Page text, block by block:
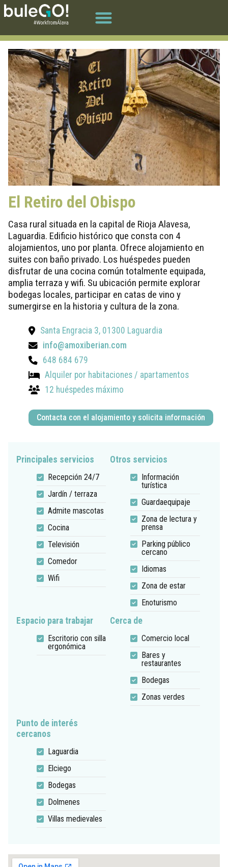
El Retiro del Obispo
Casa rural situada en la capital de Rioja Alavesa,
Laguardia. Edificio histórico que consta con 4
alojamientos, uno por planta. Ofrece alojamiento en
suites con baño privado. Los huéspedes pueden
disfrutar de una cocina común totalmente equipada,
amplia terraza y wifi. Su ubicación permite explorar
bodegas locales, participar en catas de vino y
sumergirse en la historia y cultura de la zona.
Santa Engracia 3, 01300 Laguardia
info@amoxiberian.com
648 684 679
Alquiler por habitaciones / apartamentos
12 huéspedes máximo
Contacta con el alojamiento y solicita información
Principales servicios
Recepción 24/7
Jardín / terraza
Admite mascotas
Cocina
Televisión
Comedor
Wifi
Otros servicios
Información
turística
Guardaequipaje
Zona de lectura y
prensa
Parking público
cercano
Idiomas
Zona de estar
Enoturismo
Espacio para trabajar
Escritorio con silla
ergonómica
Cerca de
Comercio local
Bares y
restaurantes
Bodegas
Zonas verdes
Punto de interés
cercanos
Laguardia
Elciego
Bodegas
Dolmenes
Villas medievales